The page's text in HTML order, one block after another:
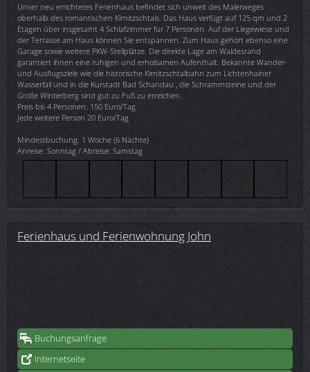
Unser neu errichtetes Ferienhaus befindet sich unweit des Malerweges
oberhalb des romantischen Kirnitzschtals. Das Haus verfügt auf 125 qm und 2
Etagen über insgesamt 4 Schlafzimmer für 7 Personen. Auf der Liegewiese und
der Terrasse am Haus können Sie entspannen. Zum Haus gehört ebenso eine
Garage sowie weitere PKW-Stellplätze. Die direkte Lage am Waldesrand
garantiert ihnen eine ruhigen und erholsamen Aufenthalt. Bekannte Wander-
und Ausflugsziele wie die historische Kirnitzschtalbahn zum Lichtenhainer
Wasserfall und in die Kurstadt Bad Schandau , die Schrammsteine und der
Große Winterberg sind gut zu Fuß zu erreichen.
Preis bis 4 Personen: 150 Euro/Tag
Jede weitere Person 20 Euro/Tag
Mindestbuchung: 1 Woche (6 Nächte)
Anreise: Sonntag / Abreise: Samstag
Ferienhaus und Ferienwohnung John
Buchungsanfrage
Internetseite